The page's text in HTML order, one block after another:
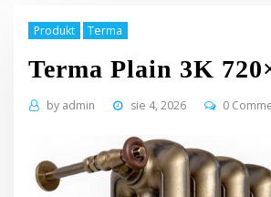
Produkt Terma
Terma Plain 3K
by admin sie 4, 2026 0